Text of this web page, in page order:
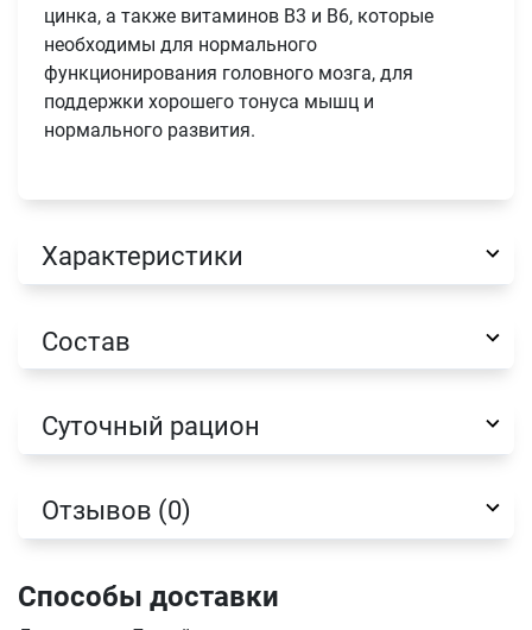
цинка, а также витаминов В3 и В6, которые
необходимы для нормального
функционирования головного мозга, для
поддержки хорошего тонуса мышц и
нормального развития.
Характеристики
Состав
Суточный рацион
Отзывов (0)
Способы доставки
Продолжить покупки
E-mail
отправить